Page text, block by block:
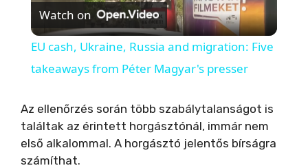
l
a
y
V
Watch on
EU cash, Ukraine, Russia and migration: Five
takeaways from Péter Magyar's presser
Az ellenőrzés során több szabálytalanságot is
találtak az érintett horgásztónál, immár nem
első alkalommal. A horgásztó jelentős bírságra
számíthat.